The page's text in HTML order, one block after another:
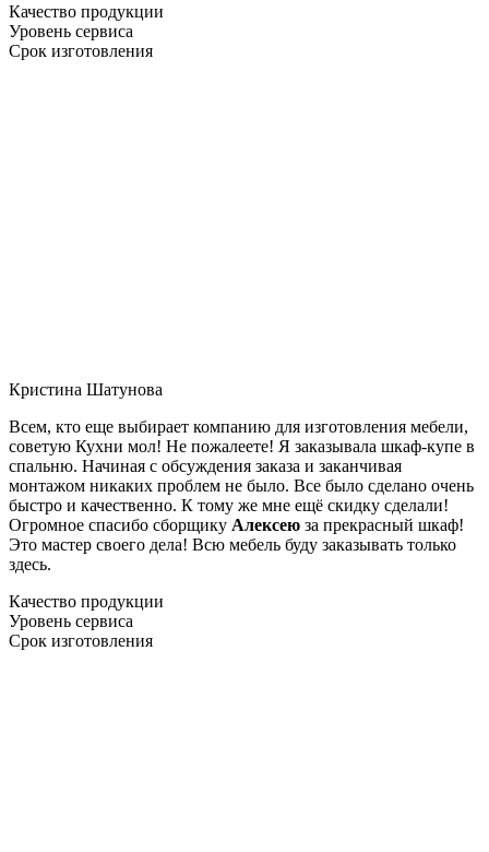
Качество продукции
Уровень сервиса
Срок изготовления
Кристина Шатунова
Всем, кто еще выбирает компанию для изготовления мебели,
советую Кухни мол! Не пожалеете! Я заказывала шкаф-купе в
спальню. Начиная с обсуждения заказа и заканчивая
монтажом никаких проблем не было. Все было сделано очень
быстро и качественно. К тому же мне ещё скидку сделали!
Огромное спасибо сборщику Алексею за прекрасный шкаф!
Это мастер своего дела! Всю мебель буду заказывать только
здесь.
Качество продукции
Уровень сервиса
Срок изготовления